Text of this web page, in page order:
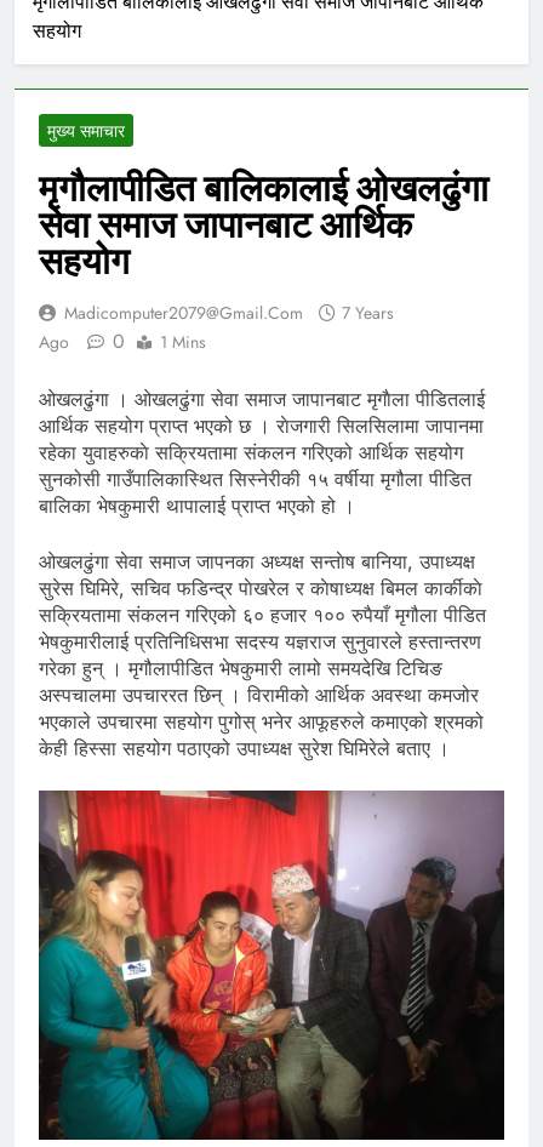
सहयोग
मुख्य समाचार
मृगौलापीडित बालिकालाई ओखलढुंगा
सेवा समाज जापानबाट आर्थिक
सहयोग
Madicomputer2079@gmail.com
7 Years
Ago
0 1 Mins
ओखलढुंगा । ओखलढुंगा सेवा समाज जापानबाट मृगाैला पीडितलाई
आर्थिक सहयोग प्राप्त भएको छ । राेजगारी सिलसिलामा जापानमा
रहेका युवाहरुकाे सक्रियतामा संकलन गरिएको आर्थिक सहयोग
सुनकोसी गाउँपालिकास्थित सिस्नेरीकी १५ वर्षीया मृगौला पीडित
बालिका भेषकुमारी थापालाई प्राप्त भएको हो ।
ओखलढुंगा सेवा समाज जापनका अध्यक्ष सन्ताेष बानिया, उपाध्यक्ष
सुरेस घिमिरे, सचिव फडिन्द्र पाेखरेल र काेषाध्यक्ष बिमल कार्कीकाे
सक्रियतामा संकलन गरिएको ६० हजार १०० रुपैयाँ मृगौला पीडित
भेषकुमारीलाई प्रतिनिधिसभा सदस्य यज्ञराज सुनुवारले हस्तान्तरण
गरेका हुन् । मृगौलापीडित भेषकुमारी लामो समयदेखि टिचिङ
अस्पचालमा उपचाररत छिन् । विरामीको आर्थिक अवस्था कमजोर
भएकाले उपचारमा सहयोग पुगोस् भनेर आफूहरुले कमाएको श्रमको
केही हिस्सा सहयोग पठाएको उपाध्यक्ष सुरेश घिमिरेले बताए ।